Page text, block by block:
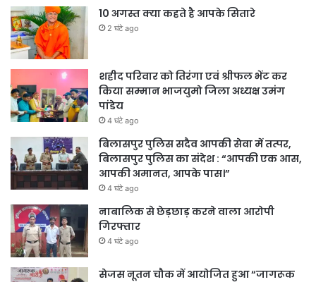
10 अगस्त क्या कहते है आपके सितारे
2 घंटे ago
शहीद परिवार को तिरंगा एवं श्रीफल भेंट कर
किया सम्मान भाजयुमो जिला अध्यक्ष उमंग
पांडेय
4 घंटे ago
बिलासपुर पुलिस सदैव आपकी सेवा में तत्पर,
बिलासपुर पुलिस का संदेश : “आपकी एक आस,
आपकी अमानत, आपके पास।”
4 घंटे ago
नाबालिक से छेड़छाड़ करने वाला आरोपी
गिरफ्तार
4 घंटे ago
सेजस नूतन चौक में आयोजित हुआ “जागरूक